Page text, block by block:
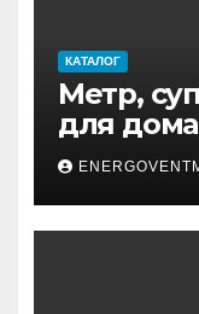
КАТАЛОГ
Метр,
для